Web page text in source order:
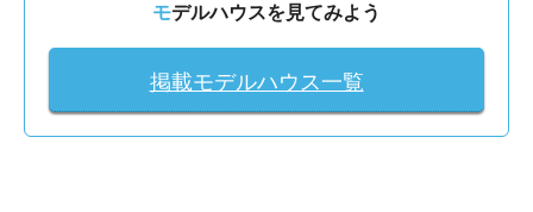
モデルハウスを見てみよう
掲載モデルハウス一覧